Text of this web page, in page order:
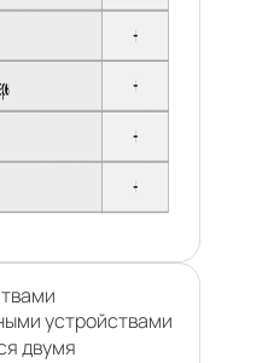
устройствами
двумя